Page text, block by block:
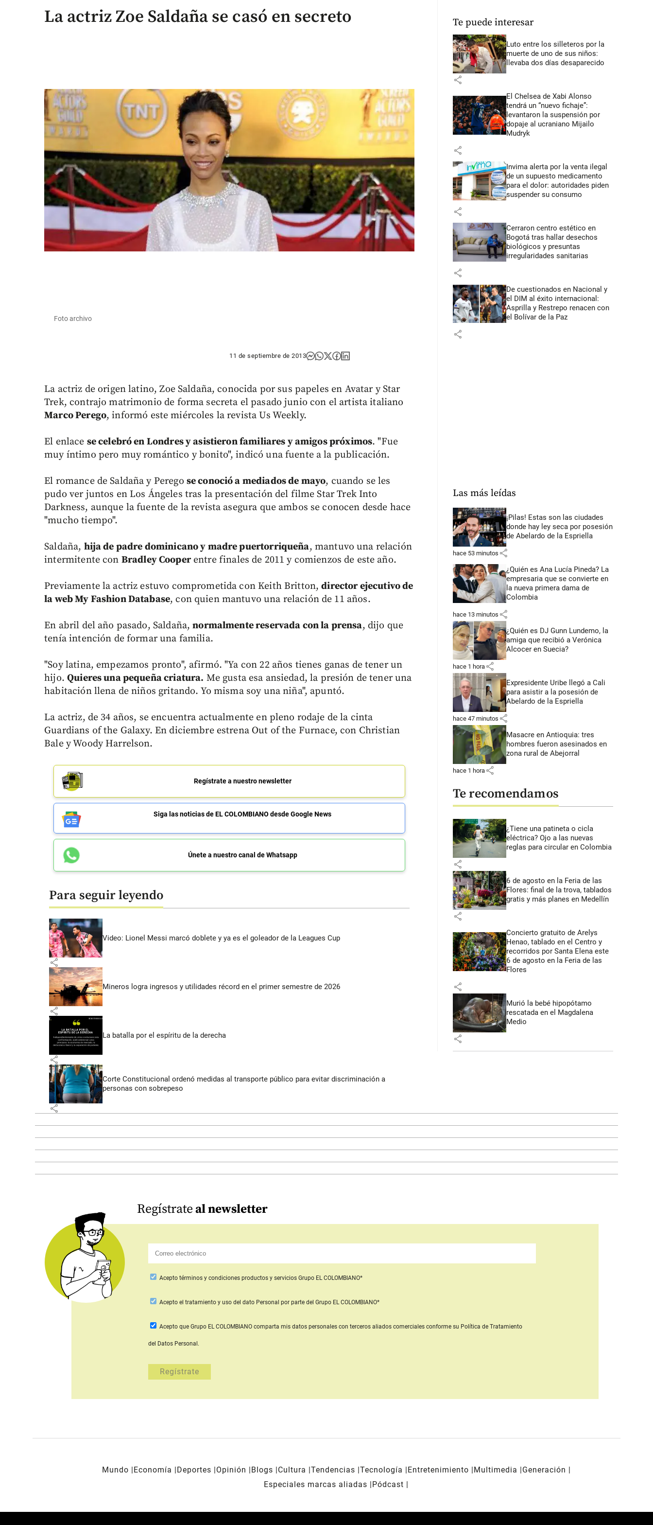
La actriz Zoe Saldaña se casó en secreto
Foto archivo
11 de septiembre de 2013
La actriz de origen latino, Zoe Saldaña, conocida por sus papeles en Avatar y Star
Trek, contrajo matrimonio de forma secreta el pasado junio con el artista italiano
Marco Perego, informó este miércoles la revista Us Weekly.
El enlace se celebró en Londres y asistieron familiares y amigos próximos. "Fue
muy íntimo pero muy romántico y bonito", indicó una fuente a la publicación.
El romance de Saldaña y Perego se conoció a mediados de mayo, cuando se les
pudo ver juntos en Los Ángeles tras la presentación del filme Star Trek Into
Darkness, aunque la fuente de la revista asegura que ambos se conocen desde hace
"mucho tiempo".
Saldaña, hija de padre dominicano y madre puertorriqueña, mantuvo una relación
intermitente con Bradley Cooperentre finales de 2011 y comienzos de este año.
Previamente la actriz estuvo comprometida con Keith Britton,director ejecutivo de
la web My Fashion Database, con quien mantuvo una relación de 11 años.
En abril del año pasado, Saldaña,normalmente reservada con la prensa, dijo que
tenía intención de formar una familia.
"Soy latina, empezamos pronto", afirmó. "Ya con 22 años tienes ganas de tener un
hijo.Quieres una pequeña criatura. Me gusta esa ansiedad, la presión de tener una
habitación llena de niños gritando. Yo misma soy una niña", apuntó.
La actriz, de 34 años, se encuentra actualmente en pleno rodaje de la cinta
Guardians of the Galaxy. En diciembre estrena Out of the Furnace, con Christian
Bale y Woody Harrelson.
Regístrate a nuestro newsletter
Siga las noticias de EL COLOMBIANO desde Google News
Únete a nuestro canal de Whatsapp
Para seguir leyendo
Video: Lionel Messi marcó doblete y ya es el goleador de la Leagues Cup
share
Mineros logra ingresos y utilidades récord en el primer semestre de 2026
share
La batalla por el espíritu de la derecha
share
Corte Constitucional ordenó medidas al transporte público para evitar discriminación a
personas con sobrepeso
share
Te puede interesar
Luto entre los silleteros por la
muerte de uno de sus niños:
llevaba dos días desaparecido
share
El Chelsea de Xabi Alonso
tendrá un “nuevo fichaje”:
levantaron la suspensión por
dopaje al ucraniano Mijailo
Mudryk
share
Invima alerta por la venta ilegal
de un supuesto medicamento
para el dolor: autoridades piden
suspender su consumo
share
Cerraron centro estético en
Bogotá tras hallar desechos
biológicos y presuntas
irregularidades sanitarias
share
De cuestionados en Nacional y
el DIM al éxito internacional:
Asprilla y Restrepo renacen con
el Bolívar de la Paz
share
Las más leídas
¡Pilas! Estas son las ciudades
donde hay ley seca por posesión
de Abelardo de la Espriella
hace 53 minutos share
¿Quién es Ana Lucía Pineda? La
empresaria que se convierte en
la nueva primera dama de
Colombia
hace 13 minutos share
¿Quién es DJ Gunn Lundemo, la
amiga que recibió a Verónica
Alcocer en Suecia?
hace 1 hora share
Expresidente Uribe llegó a Cali
para asistir a la posesión de
Abelardo de la Espriella
hace 47 minutos share
Masacre en Antioquia: tres
hombres fueron asesinados en
zona rural de Abejorral
hace 1 hora share
Te recomendamos
¿Tiene una patineta o cicla
eléctrica? Ojo a las nuevas
reglas para circular en Colombia
share
6 de agosto en la Feria de las
Flores: final de la trova, tablados
gratis y más planes en Medellín
share
Concierto gratuito de Arelys
Henao, tablado en el Centro y
recorridos por Santa Elena este
6 de agosto en la Feria de las
Flores
share
Murió la bebé hipopótamo
rescatada en el Magdalena
Medio
share
Regístrateal newsletter
Acepto términos y condiciones productos y servicios Grupo EL COLOMBIANO*
Aceptoel tratamiento y uso del dato Personal por parte del Grupo EL COLOMBIANO*
Acepto que Grupo EL COLOMBIANO comparta mis datos personales con terceros aliados comercialesconforme su Política de Tratamiento
del Datos Personal.
Mundo Economía Deportes Opinión Blogs Cultura Tendencias Tecnología Entretenimiento Multimedia
Generación
Especiales marcas aliadas
Pódcast